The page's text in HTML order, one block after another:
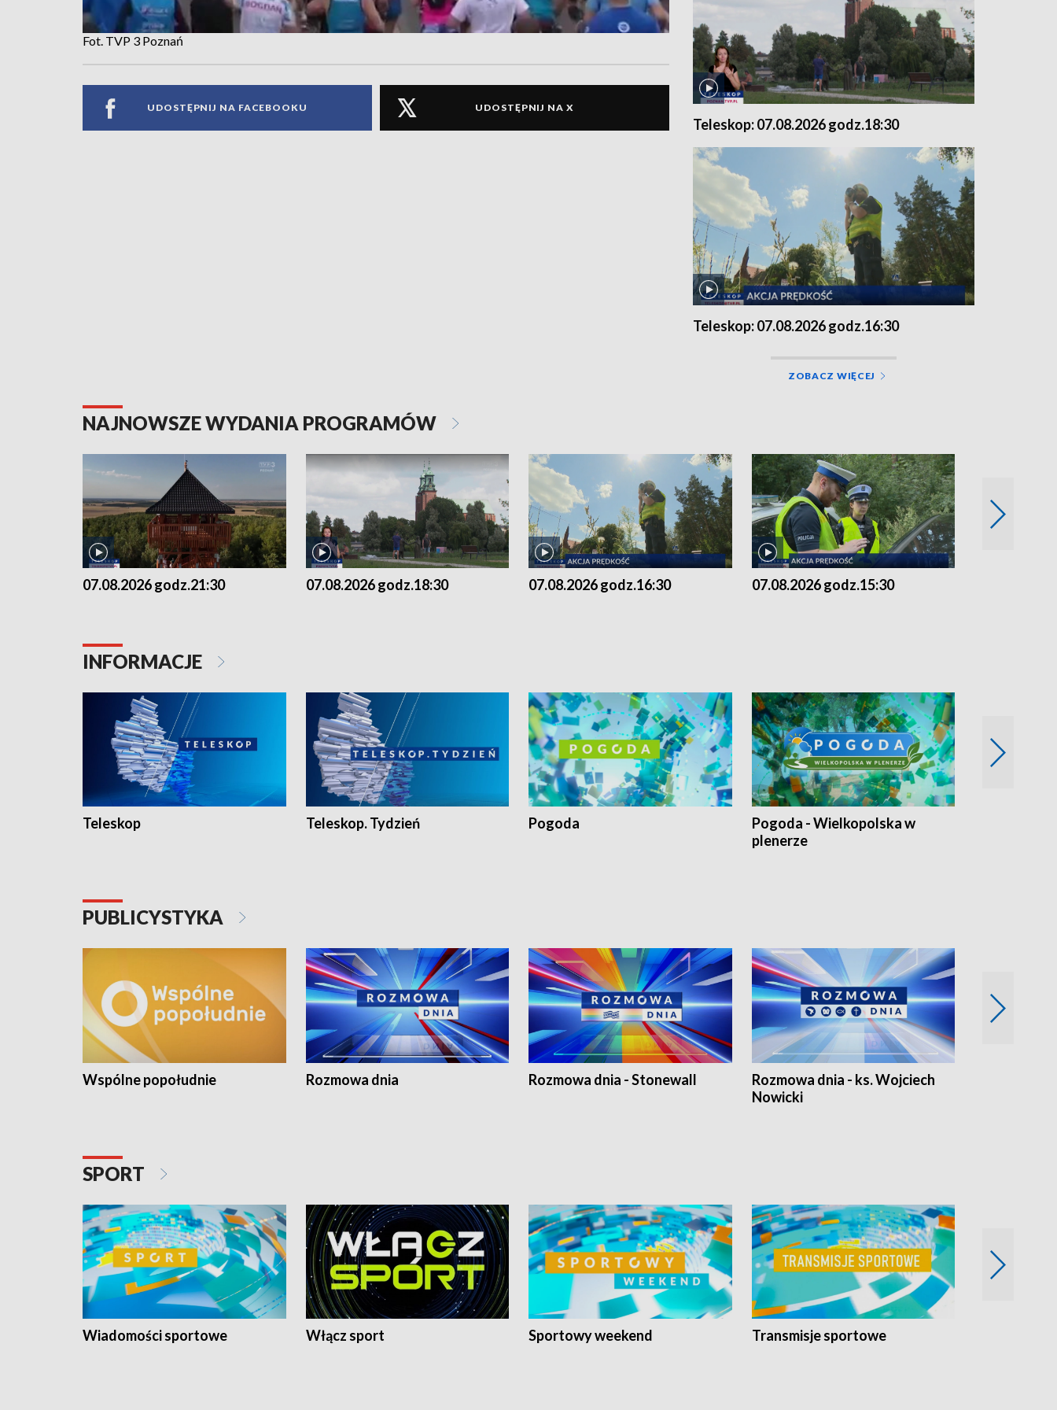
Fot. TVP 3 Poznań
UDOSTĘPNIJ NA FACEBOOKU UDOSTĘPNIJ NA X
Teleskop: 07.08.2026 godz.18:30
Teleskop: 07.08.2026 godz.16:30
ZOBACZ WIĘCEJ
NAJNOWSZE WYDANIA PROGRAMÓW
07.08.2026 godz.21:30 07.08.2026 godz.18:30 07.08.2026 godz.16:30 07.08.2026 godz.15:30
INFORMACJE
Teleskop Teleskop. Tydzień Pogoda
Pogoda - Wielkopolska w
plenerze
PUBLICYSTYKA
Wspólne popołudnie Rozmowa dnia Rozmowa dnia - Stonewall
Rozmowa dnia - ks. Wojciech
Nowicki
SPORT
Wiadomości sportowe Włącz sport Sportowy weekend Transmisje sportowe